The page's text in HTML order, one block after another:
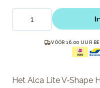
Aantal
VÓÓR 16.00 UUR
Het Alca Lite V‑Shape